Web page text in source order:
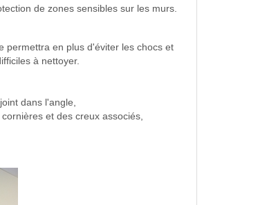
de zones sensibles sur les murs.
permettra en plus d'éviter les chocs et
à nettoyer.
dans l'angle,
et des creux associés,